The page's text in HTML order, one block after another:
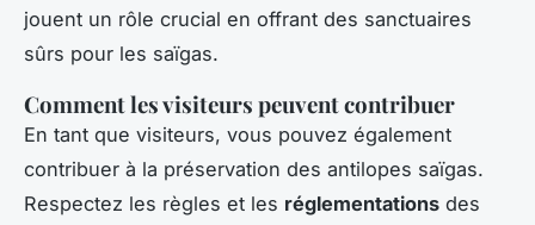
jouent un rôle crucial en offrant des sanctuaires
sûrs pour les saïgas.
Comment les visiteurs peuvent contribuer
En tant que visiteurs, vous pouvez également
contribuer à la préservation des antilopes saïgas.
Respectez les règles et les réglementations des